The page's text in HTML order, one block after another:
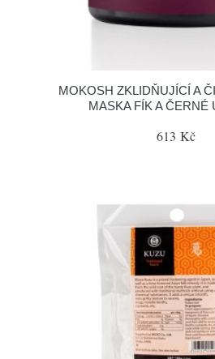
MOKOSH ZKLIDŇUJÍCÍ A
MASKA FÍK A ČERNÉ
613 Kč